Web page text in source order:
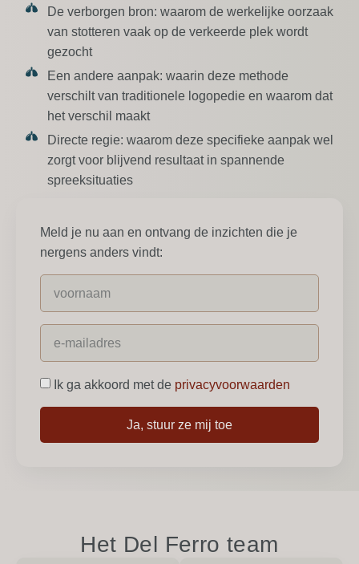
De verborgen bron: waarom de werkelijke oorzaak
van stotteren vaak op de verkeerde plek wordt
gezocht
Een andere aanpak: waarin deze methode
verschilt van traditionele logopedie en waarom dat
het verschil maakt
Directe regie: waarom deze specifieke aanpak wel
zorgt voor blijvend resultaat in spannende
spreeksituaties
Meld je nu aan en ontvang de inzichten die je
nergens anders vindt:
Ik ga akkoord met de privacyvoorwaarden
Ja, stuur ze mij toe
Het Del Ferro team